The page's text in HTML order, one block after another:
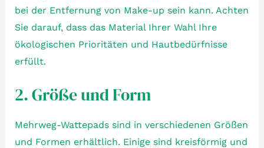
bei der Entfernung von Make-up sein kann. Achten
Sie darauf, dass das Material Ihrer Wahl Ihre
ökologischen Prioritäten und Hautbedürfnisse
erfüllt.
2. Größe und Form
Mehrweg-Wattepads sind in verschiedenen Größen
und Formen erhältlich. Einige sind kreisförmig und